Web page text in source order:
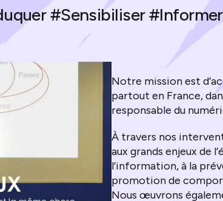
#Sensibiliser
Notre mission est
partout en France,
responsable du
À travers nos
aux grands enjeux de
l’information, à la
promotion de
Nous œuvrons